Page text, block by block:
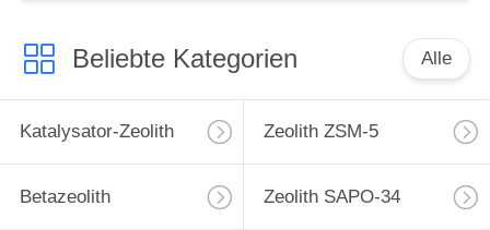
Beliebte Kategorien Alle
Katalysator-Zeolith Zeolith ZSM-5
Betazeolith Zeolith SAPO-34